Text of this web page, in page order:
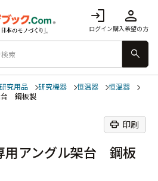
login
ログイン
person
購入希望の方
search
研究用品 研究機器 恒温器
恒温器
台 鋼板製
print 印刷
アングル架台 鋼板